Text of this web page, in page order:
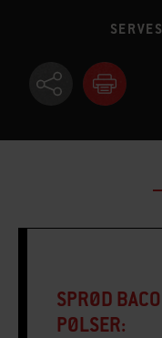
SPRØD
PØLSER: